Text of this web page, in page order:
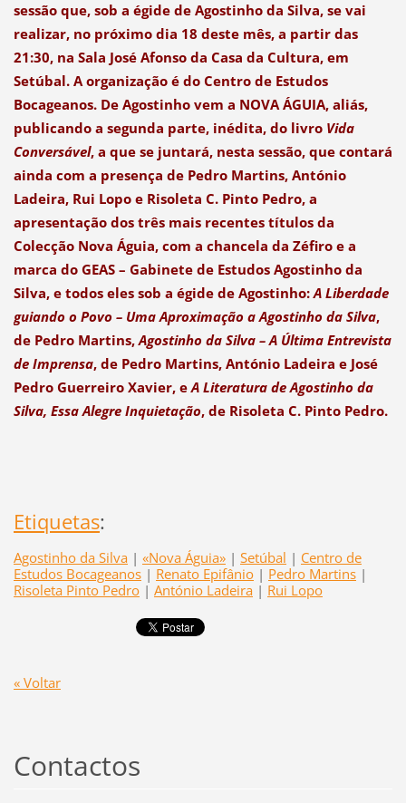
sessão que, sob a égide de Agostinho da Silva, se vai
realizar, no próximo dia 18 deste mês, a partir das
21:30, na Sala José Afonso da Casa da Cultura, em
Setúbal. A organização é do Centro de Estudos
Bocageanos. De Agostinho vem a NOVA ÁGUIA, aliás,
publicando a segunda parte, inédita, do livro Vida
Conversável, a que se juntará, nesta sessão, que contará
ainda com a presença de Pedro Martins, António
Ladeira, Rui Lopo e Risoleta C. Pinto Pedro, a
apresentação dos três mais recentes títulos da
Colecção Nova Águia, com a chancela da Zéfiro e a
marca do GEAS – Gabinete de Estudos Agostinho da
Silva, e todos eles sob a égide de Agostinho:A Liberdade
guiando o Povo – Uma Aproximação a Agostinho da Silva,
de Pedro Martins,Agostinho da Silva – A Última Entrevista
de Imprensa, de Pedro Martins, António Ladeira e José
Pedro Guerreiro Xavier, eA Literatura de Agostinho da
Silva, Essa Alegre Inquietação, de Risoleta C. Pinto Pedro.
Etiquetas:
Agostinho da Silva | «Nova Águia» | Setúbal | Centro de
Estudos Bocageanos | Renato Epifânio | Pedro Martins |
Risoleta Pinto Pedro | António Ladeira | Rui Lopo
« Voltar
Contactos